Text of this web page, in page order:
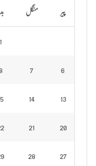
پیر منگل
1
6
7
13
14
20
21
27
28